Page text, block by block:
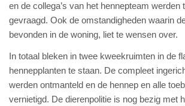
en de collega’s van het hennepteam werden
gevraagd. Ook de omstandigheden waarin
bevonden in de woning, liet te wensen over.
In totaal bleken in twee kweekruimten in de
hennepplanten te staan. De compleet
werden ontmanteld en de hennep en alle
vernietigd. De dierenpolitie is nog bezig met